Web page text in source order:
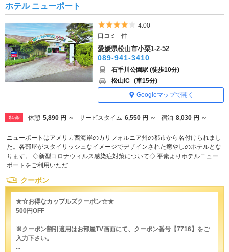
ホテル ニューポート
5つ星のうち4
4.00
口コミ - 件
愛媛県松山市小栗1-2-52
089-941-3410
石手川公園駅 (徒歩10分)
松山IC (車15分)
Googleマップで開く
料金 休憩 5,890 円 ～ サービスタイム 6,550 円 ～ 宿泊 8,030 円 ～
ニューポートはアメリカ西海岸のカリフォルニア州の都市から名付けられまし
た。各部屋がスタイリッシュなイメージでデザインされた癒やしのホテルとな
ります。 ◇新型コロナウィルス感染症対策について◇ 平素よりホテルニュー
ポートをご利用いただ...
クーポン
★☆お得なカップルズクーポン☆★
500円OFF
※クーポン割引適用はお部屋TV画面にて、クーポン番号【7716】をご
入力下さい。
...